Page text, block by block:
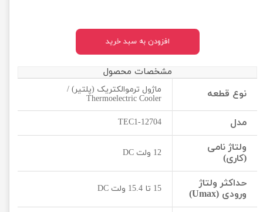
افزودن به سبد خرید
مشخصات محصول
نوع قطعه
ماژول ترموالکتریک (پلتیر) /
Thermoelectric Cooler
مدل TEC1-12704
ولتاژ نامی
(کاری)
12 ولت DC
حداکثر ولتاژ
ورودی (Umax)
15 تا 15.4 ولت DC